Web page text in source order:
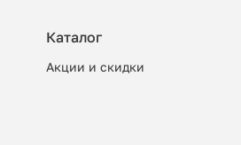
Каталог
Акции и скидки